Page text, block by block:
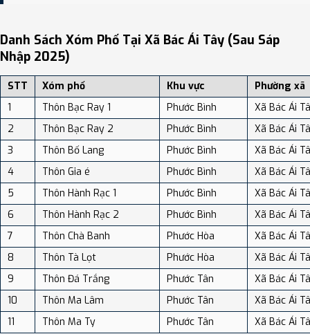
địa điểm tại: VReview.vn - Nền tảng review địa điểm, dịch vụ và du
lịch uy tín tại Việt Nam.
Danh Sách Xóm Phố Tại Xã Bác Ái Tây (sau Sáp
Nhập 2025)
STT Xóm phố Khu vực
Phường xã
1
Thôn Bạc Ray 1 Phước Bình
Xã Bác Ái
2
Thôn Bạc Ray 2 Phước Bình
Xã Bác Ái
3
Thôn Bố Lang Phước Bình
Xã Bác Ái
4
Thôn Gia é Phước Bình
Xã Bác Ái
5
Thôn Hành Rạc 1 Phước Bình
Xã Bác Ái
6
Thôn Hành Rạc 2 Phước Bình
Xã Bác Ái
7
Thôn Chà Banh Phước Hòa
Xã Bác Ái
8
Thôn Tà Lọt Phước Hòa
Xã Bác Ái
9
Thôn Đá Trắng Phước Tân
Xã Bác Ái
10
Thôn Ma Lâm Phước Tân
Xã Bác Ái
11
Thôn Ma Ty Phước Tân Xã Bác Ái